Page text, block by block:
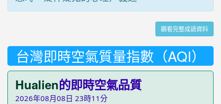
觀看完整成語資料
台灣即時空氣質量指數（AQI）
Hualien的即時空氣品質
2026年08月08日 23時11分